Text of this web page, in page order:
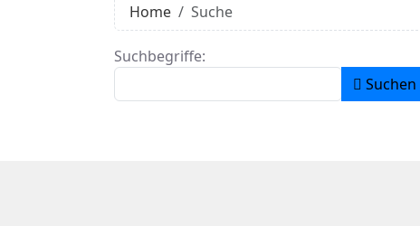
Home Suche
Suchformular
Suchbegriffe:
Suchen